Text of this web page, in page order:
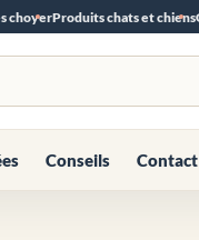
choyerProduits chats et chiens
Conseils Contact